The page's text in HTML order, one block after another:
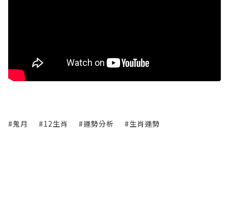
#鬼月 #12生肖 #運勢分析 #生肖運勢